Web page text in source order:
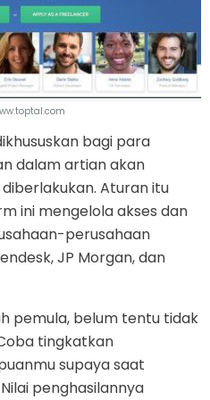
bagi para
dalam artian akan
Aturan itu
ini mengelola akses dan
perusahaan
JP Morgan, dan
pemula, belum tentu tidak
tingkatkan
supaya saat
penghasilannya